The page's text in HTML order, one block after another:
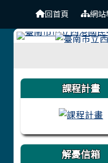
臺南市立西
導覽列回首頁 網
左邊區域內容
課程計畫
解憂信箱
頁尾區域